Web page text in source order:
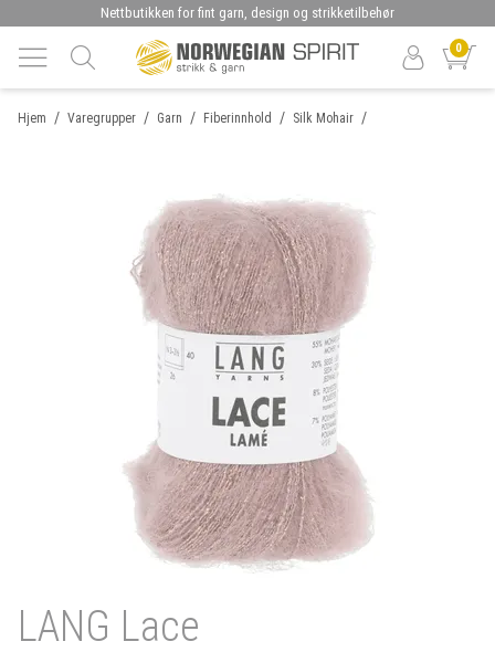
Nettbutikken for fint garn, design og strikketilbehør
0
/
Hjem /
Varegrupper /
Garn /
Fiberinnhold /
Silk Mohair
LANG Lace